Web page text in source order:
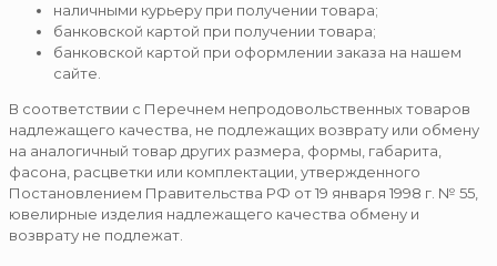
наличными курьеру при получении товара;
банковской картой при получении товара;
банковской картой при оформлении заказа на нашем
сайте.
В соответствии с Перечнем непродовольственных товаров
надлежащего качества, не подлежащих возврату или обмену
на аналогичный товар других размера, формы, габарита,
фасона, расцветки или комплектации, утвержденного
Постановлением Правительства РФ от 19 января 1998 г. № 55,
ювелирные изделия надлежащего качества обмену и
возврату не подлежат.